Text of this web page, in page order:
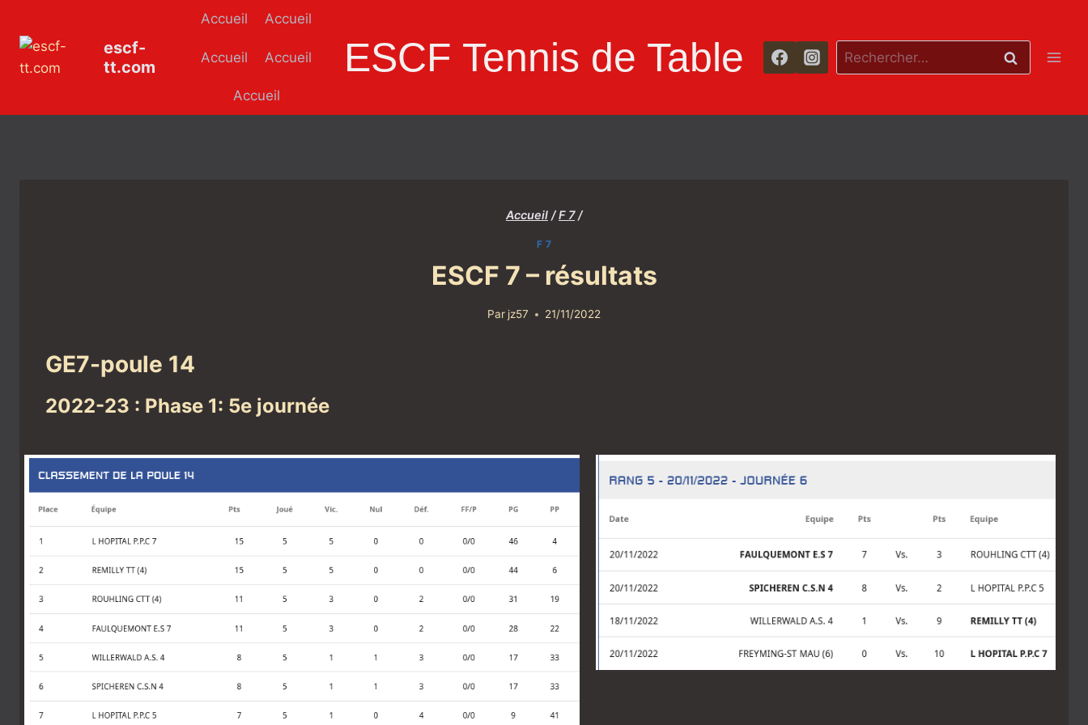
contenu
escf-
tt.com
Accueil Accueil
Accueil Accueil
Accueil
ESCF Tennis de Table Rechercher :
Accueil / F 7 /
F 7
ESCF 7 – résultats
Par jz57 21/11/2022
GE7-poule 14
2022-23 : Phase 1: 5e journée